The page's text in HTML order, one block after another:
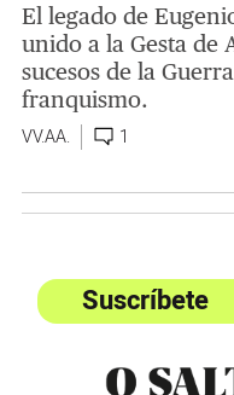
El legado de
unido a la Gesta de
sucesos de la
franquismo.
VV.AA. 1
Suscríbete